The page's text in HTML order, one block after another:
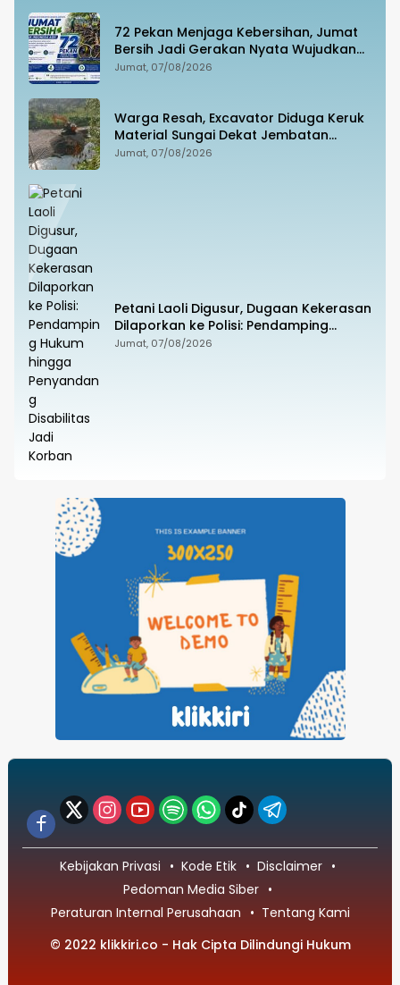
72 Pekan Menjaga Kebersihan, Jumat
Bersih Jadi Gerakan Nyata Wujudkan
Jeneponto Bahagia
Jumat, 07/08/2026
Warga Resah, Excavator Diduga Keruk
Material Sungai Dekat Jembatan
Penghubung Luwu Utara–Luwu Timur
Jumat, 07/08/2026
Petani Laoli Digusur, Dugaan Kekerasan
Dilaporkan ke Polisi: Pendamping
Hukum hingga Penyandang Disabilitas
Jumat, 07/08/2026
Kebijakan Privasi Kode Etik
Disclaimer
Pedoman Media Siber
Peraturan Internal Perusahaan
Tentang Kami
© 2022 klikkiri.co - Hak Cipta Dilindungi Hukum